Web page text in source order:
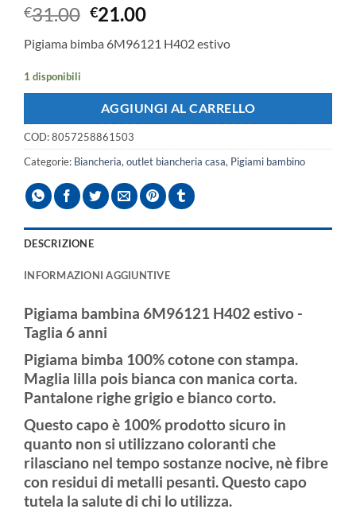
€31.00 Il
originale
€31.00.
€21.00Il
attuale
€21.00.
Pigiama bimba 6M96121 H402 estivo
1 disponibili
AGGIUNGI AL CARRELLO
COD:8057258861503
Categorie: Biancheria, outlet biancheria casa, Pigiami bambino
DESCRIZIONE
INFORMAZIONI AGGIUNTIVE
Pigiama bambina 6M96121 H402 estivo -
Taglia 6 anni
Pigiama bimba 100% cotone con stampa.
Maglia lilla pois bianca con manica corta.
Pantalone righe grigio e bianco corto.
Questo capo è 100% prodotto sicuro in
quanto non si utilizzano coloranti che
rilasciano nel tempo sostanze nocive, nè fibre
con residui di metalli pesanti. Questo capo
tutela la salute di chi lo utilizza.